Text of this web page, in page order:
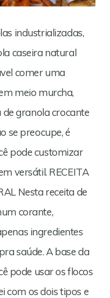
industrializadas,
caseira natural
comer uma
meio murcha,
de granola crocante
se preocupe, é
pode customizar
versátil. RECEITA
Nesta receita de
corante,
ingredientes
saúde. A base da
pode usar os flocos
com os dois tipos e